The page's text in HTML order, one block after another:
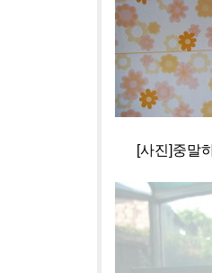
[사진]중말하